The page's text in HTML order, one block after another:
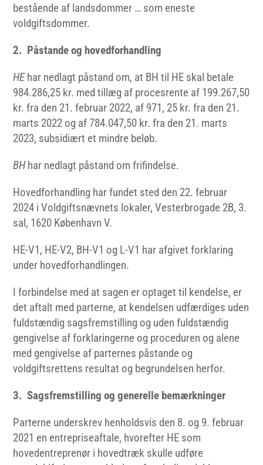
bestående af landsdommer … som eneste
voldgiftsdommer.
2. Påstande og hovedforhandling
HEhar nedlagt påstand om, at BH til HE skal betale
984.286,25 kr. med tillæg af procesrente af 199.267,50
kr. fra den 21. februar 2022, af 971, 25 kr. fra den 21.
marts 2022 og af 784.047,50 kr. fra den 21. marts
2023, subsidiært et mindre beløb.
BHhar nedlagt påstand om frifindelse.
Hovedforhandling har fundet sted den 22. februar
2024 i Voldgiftsnævnets lokaler, Vesterbrogade 2B, 3.
sal, 1620 København V.
HE-V1, HE-V2, BH-V1 og L-V1 har afgivet forklaring
under hovedforhandlingen.
I forbindelse med at sagen er optaget til kendelse, er
det aftalt med parterne, at kendelsen udfærdiges uden
fuldstændig sagsfremstilling og uden fuldstændig
gengivelse af forklaringerne og proceduren og alene
med gengivelse af parternes påstande og
voldgiftsrettens resultat og begrundelsen herfor.
3. Sagsfremstilling og generelle bemærkninger
Parterne underskrev henholdsvis den 8. og 9. februar
2021 en entrepriseaftale, hvorefter HE som
hovedentreprenør i hovedtræk skulle udføre